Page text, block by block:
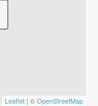
Leaflet | ©OpenStreetMap